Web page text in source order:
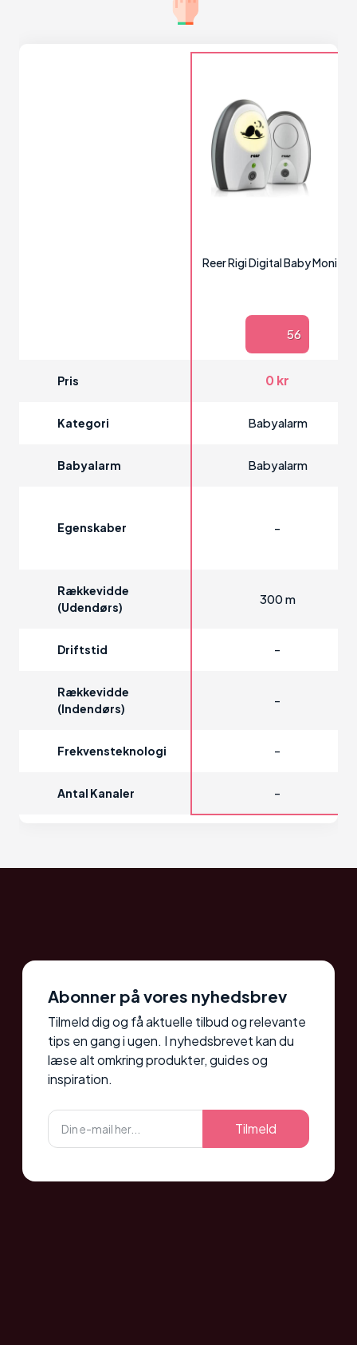
Reer Rigi Digital Baby Monitor
56
Pris 0 kr
Kategori Babyalarm
Babyalarm Babyalarm
Egenskaber -
Rækkevidde
(udendørs)
300 m
Driftstid -
Rækkevidde
(indendørs)
-
Frekvensteknologi -
Antal Kanaler -
Abonner på vores nyhedsbrev
Tilmeld dig og få aktuelle tilbud og relevante
tips en gang i ugen. I nyhedsbrevet kan du
læse alt omkring produkter, guides og
inspiration.
Tilmeld